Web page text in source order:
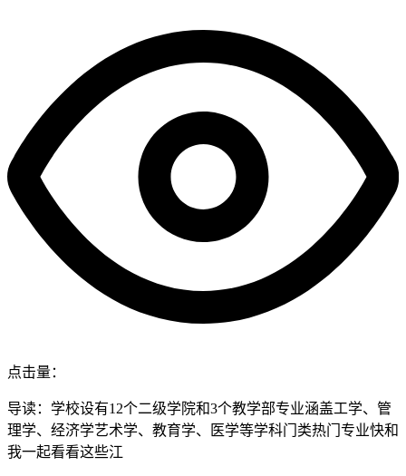
点击量：
导读：学校设有12个二级学院和3个教学部专业涵盖工学、管
理学、经济学艺术学、教育学、医学等学科门类热门专业快和
我一起看看这些江